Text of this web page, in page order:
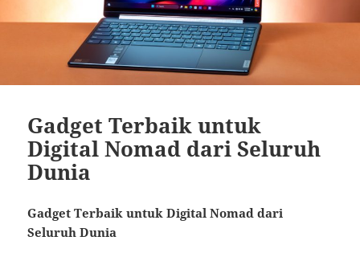
Gadget Terbaik untuk
Digital Nomad dari Seluruh
Dunia
Gadget Terbaik untuk Digital Nomad dari
Seluruh Dunia